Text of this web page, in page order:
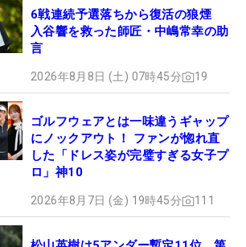
6戦連続予選落ちから復活の狼煙
入谷響を救った師匠・中嶋常幸の助
言
2026年8月8日 (土) 07時45分 19
ゴルフウェアとは一味違うギャップ
にノックアウト！ ファンが惚れ直
した「ドレス姿が完璧すぎる女子プ
ロ」神10
2026年8月7日 (金) 19時45分 111